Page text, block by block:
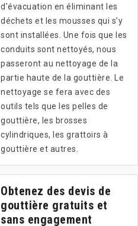
d’évacuation en éliminant les
déchets et les mousses qui s’y
sont installées. Une fois que les
conduits sont nettoyés, nous
passeront au nettoyage de la
partie haute de la gouttière. Le
nettoyage se fera avec des
outils tels que les pelles de
gouttière, les brosses
cylindriques, les grattoirs à
gouttière et autres.
Obtenez des devis de
gouttière gratuits et
sans engagement